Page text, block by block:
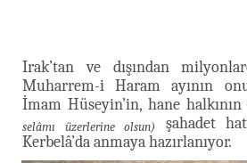
Irak’tan ve dışından
Muharrem-i Haram ayının
İmam Hüseyin’in, hane
selâmı üzerlerine olsun)
şahadet
Kerbelâ’da anmaya hazırlanıyor.